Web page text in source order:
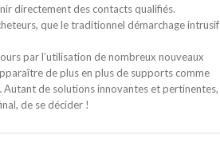
directement des contacts qualifiés.
que le traditionnel démarchage intrusif
par l’utilisation de nombreux nouveaux
de plus en plus de supports comme
de solutions innovantes et pertinentes,
de se décider !